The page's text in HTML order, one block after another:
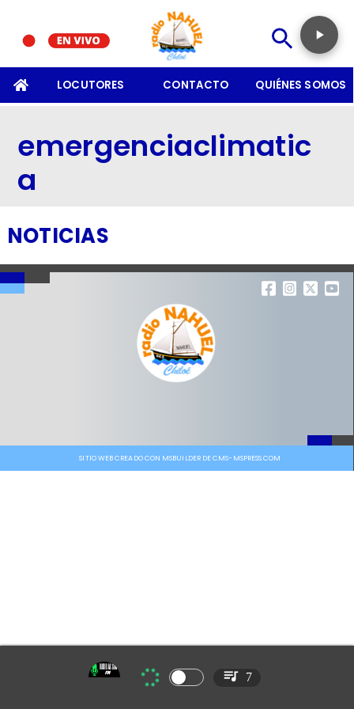
LOCUTORES CONTACTO QUIÉNES SOMOS
emergenciaclimatic
a
NOTICIAS
SITIO WEB CREADO CON MSBUILDER DE CMS-MSPRESS.COM
7